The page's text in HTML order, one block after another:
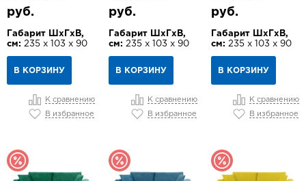
руб.
Габарит ШхГхВ,
см: 235 х 103 х 90
В КОРЗИНУ
К сравнению
В избранное
руб.
Габарит ШхГхВ,
см: 235 х 103 х 90
В КОРЗИНУ
К сравнению
В избранное
руб.
Габарит ШхГхВ,
см: 235 х 103 х 90
В КОРЗИНУ
К сравнению
В избранное